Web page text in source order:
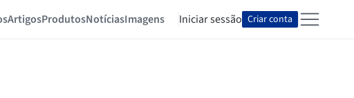
ArtigosProdutosNotíciasImagens Iniciar sessão Criar conta